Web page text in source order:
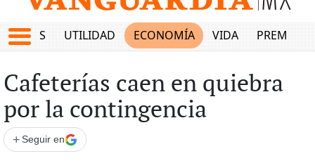
UTILIDAD ECONOMÍA VIDA PREMIUM
Cafeterías caen en quiebra
por la contingencia
+ Seguir en